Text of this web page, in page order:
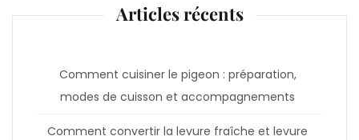
Articles récents
Comment cuisiner le pigeon : préparation,
modes de cuisson et accompagnements
Comment convertir la levure fraîche et levure